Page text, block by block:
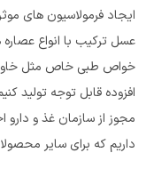
ایجاد فرمولاسیون های
عسل ترکیب با انواع
خواص طبی خاص مثل خاویار
افزوده قابل توجه تولید
مجوز از سازمان غذ و
داریم که برای سایر